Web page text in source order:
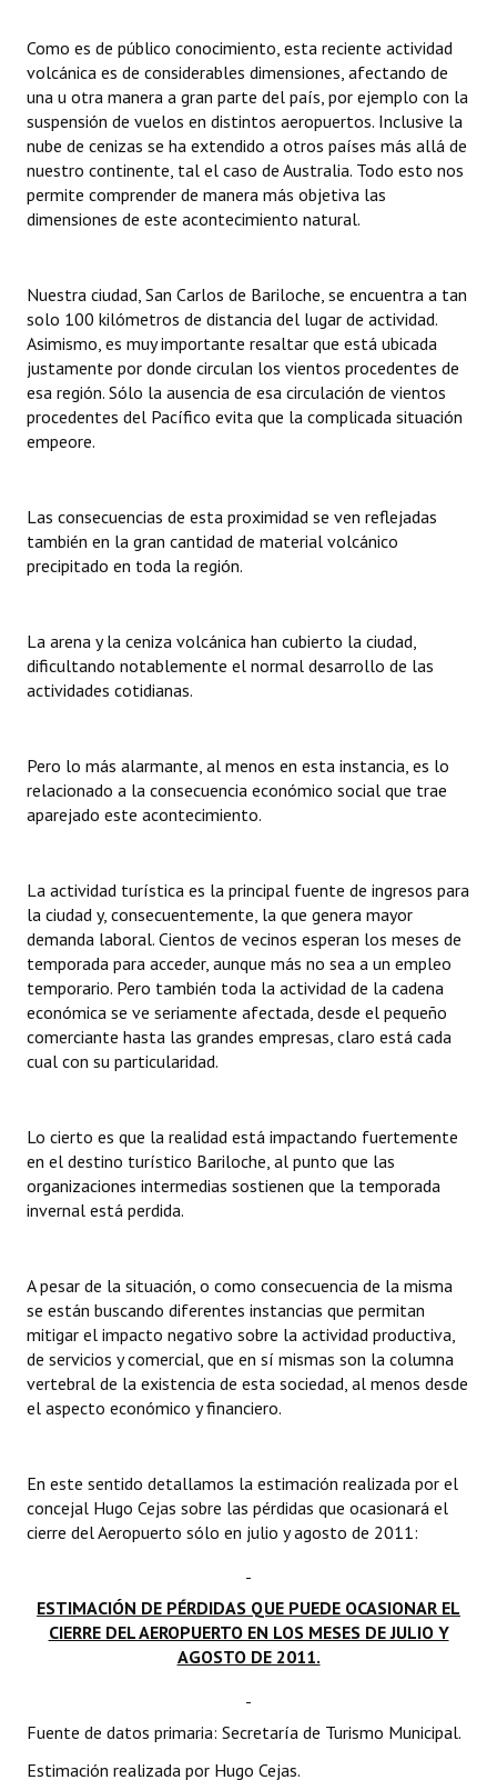
NORMATIVA
Comunicaciones
Declaraciones
Resoluciones
INSTITUCIONAL
Antiguos Pobladores
Noticias Destacadas
Registros y Distinciones
Premio al Mérito - Registro
Audiencias Públicas - Registro
Periodistas Decanos - Registro
Banca del Vecino - Registro
Huéspedes de Honor - Registro
Reconocimientos - Registro
Bariloche, Municipio intercultural
Entrega de distinciones
REFORMA DE LA CARTA ORGÁNICA
Como es de público conocimiento, esta reciente actividad
volcánica es de considerables dimensiones, afectando de
una u otra manera a gran parte del país, por ejemplo con la
suspensión de vuelos en distintos aeropuertos. Inclusive la
nube de cenizas se ha extendido a otros países más allá de
nuestro continente, tal el caso de Australia. Todo esto nos
permite comprender de manera más objetiva las
dimensiones de este acontecimiento natural.
Nuestra ciudad, San Carlos de Bariloche, se encuentra a tan
solo 100 kilómetros de distancia del lugar de actividad.
Asimismo, es muy importante resaltar que está ubicada
justamente por donde circulan los vientos procedentes de
esa región. Sólo la ausencia de esa circulación de vientos
procedentes del Pacífico evita que la complicada situación
empeore.
Las consecuencias de esta proximidad se ven reflejadas
también en la gran cantidad de material volcánico
precipitado en toda la región.
La arena y la ceniza volcánica han cubierto la ciudad,
dificultando notablemente el normal desarrollo de las
actividades cotidianas.
Pero lo más alarmante, al menos en esta instancia, es lo
relacionado a la consecuencia económico social que trae
aparejado este acontecimiento.
La actividad turística es la principal fuente de ingresos para
la ciudad y, consecuentemente, la que genera mayor
demanda laboral. Cientos de vecinos esperan los meses de
temporada para acceder, aunque más no sea a un empleo
temporario. Pero también toda la actividad de la cadena
económica se ve seriamente afectada, desde el pequeño
comerciante hasta las grandes empresas, claro está cada
cual con su particularidad.
Lo cierto es que la realidad está impactando fuertemente
en el destino turístico Bariloche, al punto que las
organizaciones intermedias sostienen que la temporada
invernal está perdida.
A pesar de la situación, o como consecuencia de la misma
se están buscando diferentes instancias que permitan
mitigar el impacto negativo sobre la actividad productiva,
de servicios y comercial, que en sí mismas son la columna
vertebral de la existencia de esta sociedad, al menos desde
el aspecto económico y financiero.
En este sentido detallamos la estimación realizada por el
concejal Hugo Cejas sobre las pérdidas que ocasionará el
cierre del Aeropuerto sólo en julio y agosto de 2011:
ESTIMACIÓN DE PÉRDIDAS QUE PUEDE OCASIONAR EL
CIERRE DEL AEROPUERTO EN LOS MESES DE JULIO Y
AGOSTO DE 2011.
Fuente de datos primaria: Secretaría de Turismo Municipal.
Estimación realizada por Hugo Cejas.